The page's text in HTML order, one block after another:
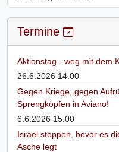
Termine
Aktionstag - weg mit dem
26.6.2026 14:00
Gegen Kriege, gegen
Sprengköpfen in Aviano!
6.6.2026 15:00
Israel stoppen, bevor es
Asche legt